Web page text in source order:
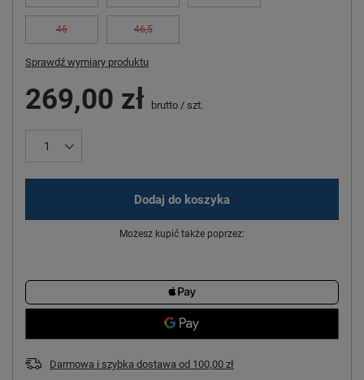
46 46,5
Sprawdź wymiary produktu
269,00 zł brutto / szt.
Dodaj do koszyka
Możesz kupić także poprzez:
Darmowa i szybka dostawa od 100,00 zł